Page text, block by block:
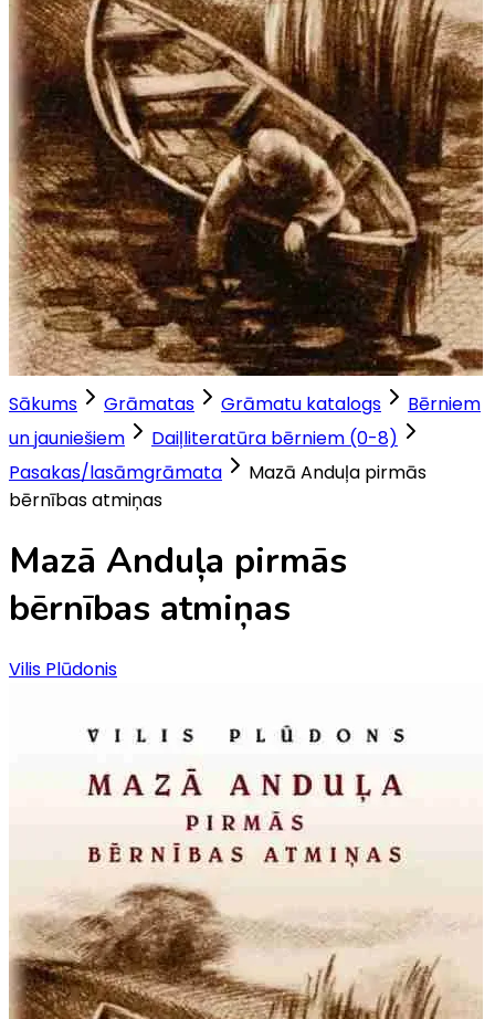
Sākums Grāmatas Grāmatu katalogs
Bērniem
un jauniešiem
Daiļliteratūra bērniem (0-8)
Pasakas/lasāmgrāmata
Mazā Anduļa pirmās
bērnības atmiņas
Mazā Anduļa pirmās
bērnības atmiņas
Vilis Plūdonis